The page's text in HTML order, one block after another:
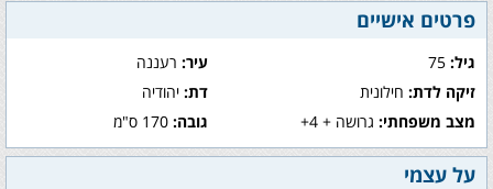
פרטים אישיים
גיל: עיר:רעננה
זיקה לדת: חילונית דת:יהודיה
מצב משפחתי: גרושה + 4+ גובה:170 ס"מ
על עצמי